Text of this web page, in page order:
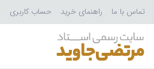
تماس با ما راهنمای خرید حساب کاربری